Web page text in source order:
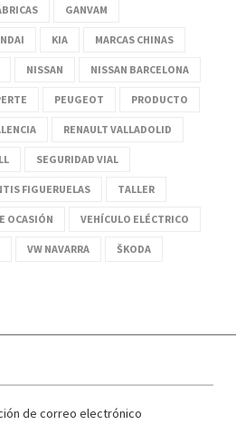
GANVAM
KIA MARCAS CHINAS
NISSAN NISSAN BARCELONA
PEUGEOT PRODUCTO
RENAULT VALLADOLID
SEGURIDAD VIAL
FIGUERUELAS TALLER
OCASIÓN VEHÍCULO ELÉCTRICO
VW NAVARRA ŠKODA
de correo electrónico